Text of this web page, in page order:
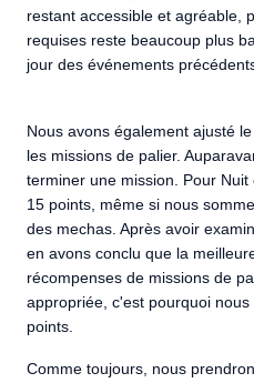
restant accessible et agréable,
requises reste beaucoup plus
jour des événements
Nous avons également ajusté
les missions de palier.
terminer une mission. Pour
15 points, même si nous
des mechas. Après avoir
en avons conclu que la
récompenses de missions de
appropriée, c'est pourquoi
points.
Comme toujours, nous